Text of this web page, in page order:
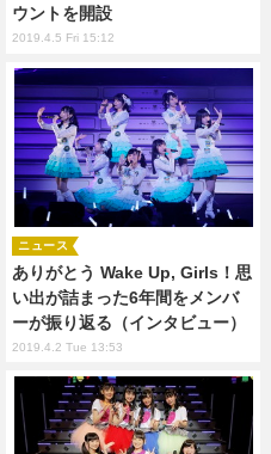
ウントを開設
2019.4.5 Fri 15:12
ありがとう Wake Up, Girls！思
い出が詰まった6年間をメンバ
ーが振り返る（インタビュー）
ニュース
2019.4.2 Tue 13:53